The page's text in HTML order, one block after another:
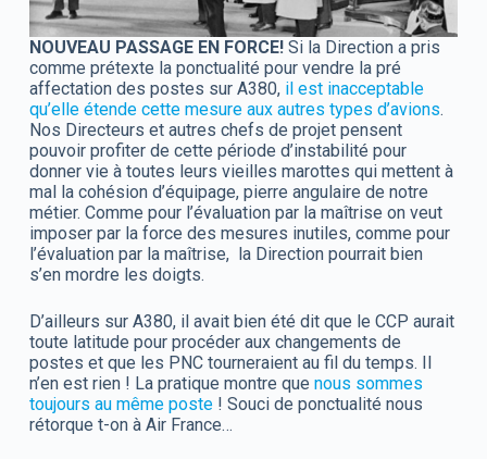
NOUVEAU PASSAGE EN FORCE!Si la Direction a pris
comme prétexte la ponctualité pour vendre la pré
affectation des postes sur A380,il est inacceptable
qu’elle étende cette mesure aux autres types d’avions.
Nos Directeurs et autres chefs de projet pensent
pouvoir profiter de cette période d’instabilité pour
donner vie à toutes leurs vieilles marottes qui mettent à
mal la cohésion d’équipage, pierre angulaire de notre
métier. Comme pour l’évaluation par la maîtrise on veut
imposer par la force des mesures inutiles, comme pour
l’évaluation par la maîtrise, la Direction pourrait bien
s’en mordre les doigts.
D’ailleurs sur A380, il avait bien été dit que le CCP aurait
toute latitude pour procéder aux changements de
postes et que les PNC tourneraient au fil du temps. Il
n’en est rien ! La pratique montre que nous sommes
toujours au même poste! Souci de ponctualité nous
rétorque t-on à Air France…